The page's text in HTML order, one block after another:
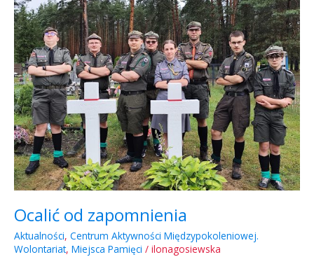
Ocalić od zapomnienia
Aktualności, Centrum Aktywności Międzypokoleniowej.
Wolontariat, Miejsca Pamięci / ilonagosiewska